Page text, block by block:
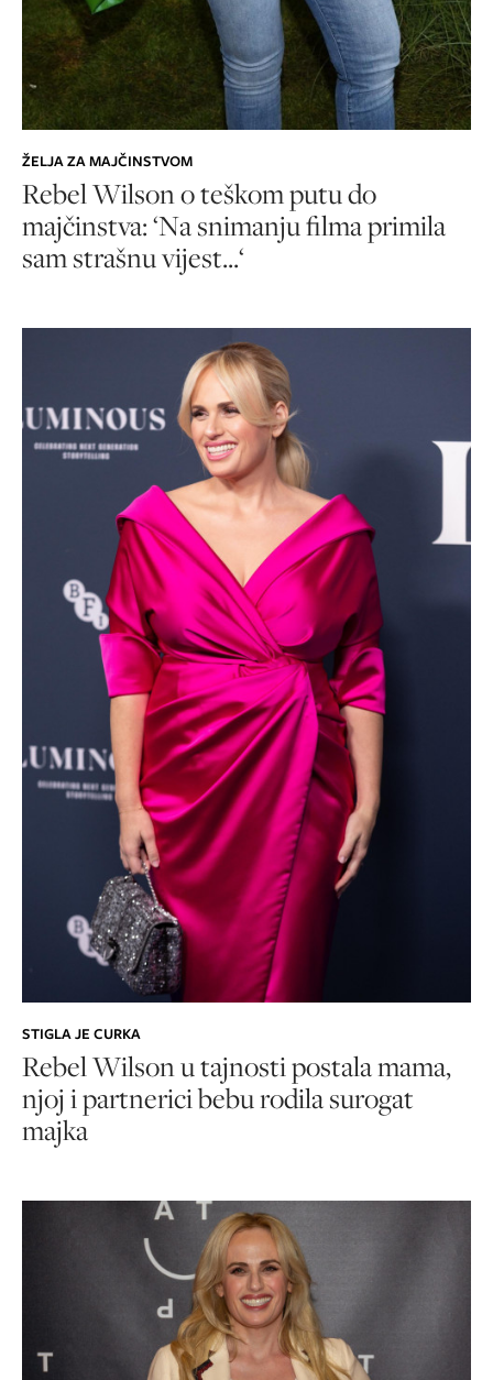
ŽELJA ZA MAJČINSTVOM
Rebel Wilson o teškom putu do
majčinstva: ‘Na snimanju filma primila
sam strašnu vijest...‘
STIGLA JE CURKA
Rebel Wilson u tajnosti postala mama,
njoj i partnerici bebu rodila surogat
majka